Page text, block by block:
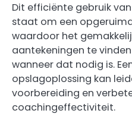
Dit efficiënte gebruik
staat om een
waardoor het
aantekeningen te
wanneer dat nodig is.
opslagoplossing kan
voorbereiding en
coachingeffectiviteit.